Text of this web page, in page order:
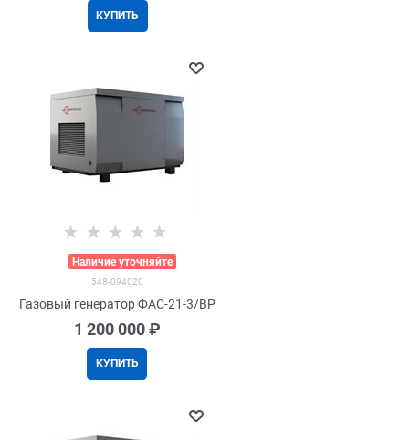
КУПИТЬ
Наличие уточняйте
548-094020
Газовый генератор ФАС-21-3/ВР
1 200 000 ₽
КУПИТЬ